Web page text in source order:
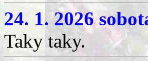
24. 1. 2026
Taky taky.